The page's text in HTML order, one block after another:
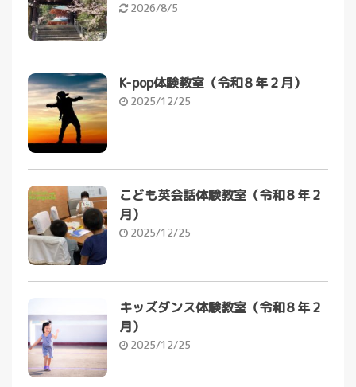
2026/8/5
K-pop体験教室（令和８年２月）
2025/12/25
こども英会話体験教室（令和８年２
月）
2025/12/25
キッズダンス体験教室（令和８年２
月）
2025/12/25